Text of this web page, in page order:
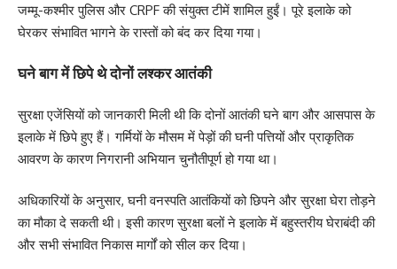
जम्मू-कश्मीर पुलिस और CRPF की संयुक्त टीमें शामिल हुईं। पूरे इलाके को
घेरकर संभावित भागने के रास्तों को बंद कर दिया गया।
घने बाग में छिपे थे दोनों लश्कर आतंकी
सुरक्षा एजेंसियों को जानकारी मिली थी कि दोनों आतंकी घने बाग और आसपास के
इलाके में छिपे हुए हैं। गर्मियों के मौसम में पेड़ों की घनी पत्तियों और प्राकृतिक
आवरण के कारण निगरानी अभियान चुनौतीपूर्ण हो गया था।
अधिकारियों के अनुसार, घनी वनस्पति आतंकियों को छिपने और सुरक्षा घेरा तोड़ने
का मौका दे सकती थी। इसी कारण सुरक्षा बलों ने इलाके में बहुस्तरीय घेराबंदी की
और सभी संभावित निकास मार्गों को सील कर दिया।